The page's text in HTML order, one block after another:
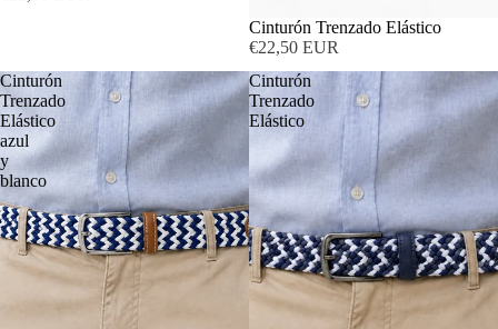
Cinturón Trenzado Elástico
€22,50 EUR
Cinturón
Trenzado
Elástico
azul
y
blanco
Cinturón
Trenzado
Elástico